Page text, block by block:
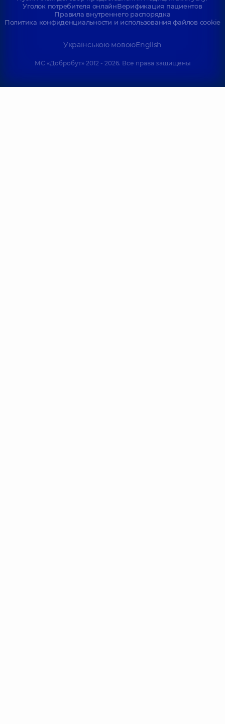
Уголок потребителя онлайнВерификация пациентов
Правила внутреннего распорядка
Политика конфиденциальности и использования файлов cookie
Українською мовоюEnglish
МС «Добробут» 2012 - 2026. Все права защищены